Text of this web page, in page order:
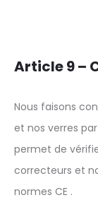
Article 9 –
Nous faisons
et nos verres
permet de
correcteurs et
normes CE .